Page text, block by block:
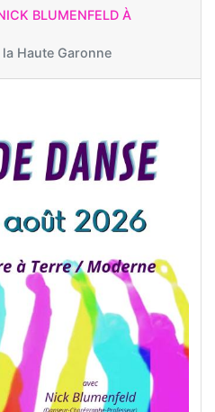
BLUMENFELD À
la Haute Garonne